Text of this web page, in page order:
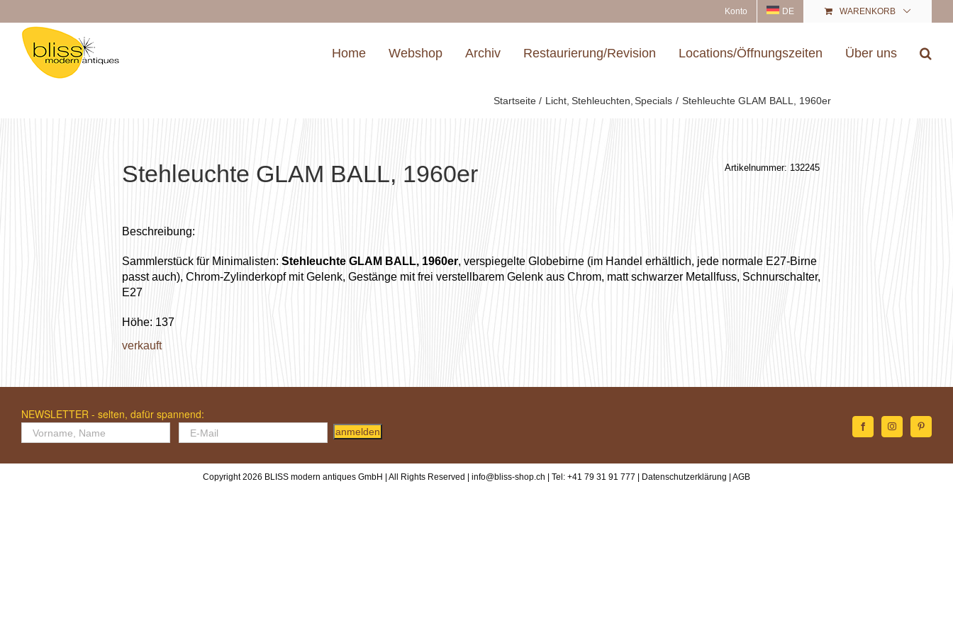
Inhalt
springen
Konto DE WARENKORB
Home Webshop Archiv Restaurierung/Revision Locations/Öffnungszeiten Über uns
Startseite Licht Stehleuchten Specials Stehleuchte GLAM BALL, 1960er
Stehleuchte GLAM BALL, 1960er Artikelnummer: 132245
Beschreibung:
Sammlerstück für Minimalisten: Stehleuchte GLAM BALL, 1960er, verspiegelte Globebirne (im Handel erhältlich, jede normale E27-Birne
passt auch), Chrom-Zylinderkopf mit Gelenk, Gestänge mit frei verstellbarem Gelenk aus Chrom, matt schwarzer Metallfuss, Schnurschalter,
E27
Höhe: 137
verkauft
NEWSLETTER - selten, dafür spannend:
anmelden
Copyright 2026 BLISS modern antiques GmbH | All Rights Reserved | info@bliss-shop.ch | Tel: +41 79 31 91 777 | Datenschutzerklärung AGB